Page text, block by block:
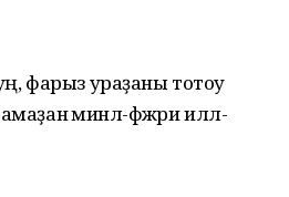
фарыз ураҙаны тотоу
минәл-фәжри иләл-